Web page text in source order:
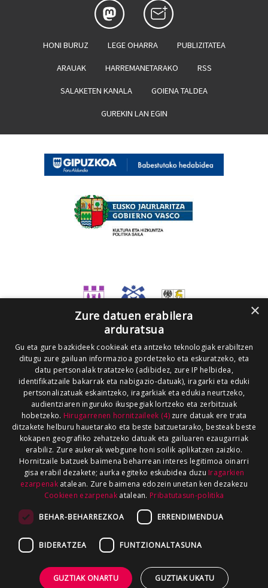
HONI BURUZ LEGE OHARRA PUBLIZITATEA
ARAUAK HARREMANETARAKO RSS
SALAKETEN KANALA GOIENA TALDEA
GUREKIN LAN EGIN
×
Zure datuen erabilera
arduratsua
Gu eta gure bazkideek cookieak eta antzeko teknologiak erabiltzen
ditugu zure gailuan informazioa gordetzeko eta eskuratzeko, eta
datu pertsonalak tratatzeko (adibidez, zure IP helbidea,
identifikatzaile bakarrak eta nabigazio-datuak), iragarki eta eduki
pertsonalizatuak eskaintzeko, iragarkiak eta edukia neurtzeko,
audientziaren inguruko ikuspegiak lortzeko eta zerbitzuak
hobetzeko. Hirugarrenen hornitzaileek (4)zure datuak ere trata
ditzakete helburu hauetarako eta beste batzuetarako, besteak beste
kokapen geografiko zehatzeko datuak eta gailuaren ezaugarriak
erabiliz. Zure aukerak webgune honi soilik aplikatzen zaizkio.
Hornitzaile batzuek baimena beharrean interes legitimoa oinarri
gisa erabil dezakete; aurka egiteko eskubidea duzu Iragarkien
ezarpenakatalean. Zure baimena edozein unetan ken dezakezu
Cookieen ezarpenak atalean. Pribatutasun-politika
BEHAR-BEHARREZKOA ERRENDIMENDUA
BIDERATZEA FUNTZIONALTASUNA
GUZTIAK ONARTU GUZTIAK UKATU